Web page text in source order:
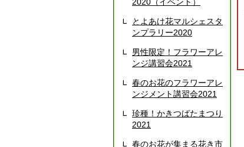
とよあけ花マルシェスタ
ンプラリー2020
男性限定！フラワーアレ
ンジ講習会2021
春のお花のフラワーアレ
ンジメント講習会2021
珍種！かきつばたまつり
2021
春のお花が集まる花き市